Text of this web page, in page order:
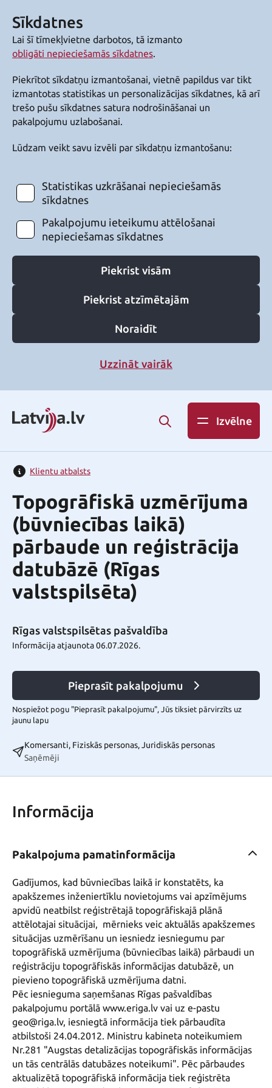
Sīkdatnes
Lai šī tīmekļvietne darbotos, tā izmanto
obligāti nepieciešamās sīkdatnes.
Piekrītot sīkdatņu izmantošanai, vietnē papildus var tikt
izmantotas statistikas un personalizācijas sīkdatnes, kā arī
trešo pušu sīkdatnes satura nodrošināšanai un
pakalpojumu uzlabošanai.
Lūdzam veikt savu izvēli par sīkdatņu izmantošanu:
Statistikas uzkrāšanai nepieciešamās
sīkdatnes
Pakalpojumu ieteikumu attēlošanai
nepieciešamas sīkdatnes
Piekrist visām
Piekrist atzīmētajām
Noraidīt
Uzzināt vairāk
Izvēlne
Klientu atbalsts
Topogrāfiskā uzmērījuma
(būvniecības laikā)
pārbaude un reģistrācija
datubāzē (Rīgas
valstspilsēta)
Rīgas valstspilsētas pašvaldība
Informācija atjaunota 06.07.2026.
Pieprasīt pakalpojumu
Nospiežot pogu "Pieprasīt pakalpojumu", Jūs tiksiet pārvirzīts uz
jaunu lapu
Komersanti, Fiziskās personas, Juridiskās personas
Saņēmēji
Informācija
Pakalpojuma pamatinformācija
Gadījumos, kad būvniecības laikā ir konstatēts, ka
apakšzemes inženiertīklu novietojums vai apzīmējums
apvidū neatbilst reģistrētajā topogrāfiskajā plānā
attēlotajai situācijai,  mērnieks veic aktuālās apakšzemes
situācijas uzmērīšanu un iesniedz iesniegumu par
topogrāfiskā uzmērījuma (būvniecības laikā) pārbaudi un
reģistrāciju topogrāfiskās informācijas datubāzē, un
pievieno topogrāfiskā uzmērījuma datni.
Pēc iesnieguma saņemšanas Rīgas pašvaldības
pakalpojumu portālā www.eriga.lv vai uz e-pastu
geo@riga.lv, iesniegtā informācija tiek pārbaudīta
atbilstoši 24.04.2012. Ministru kabineta noteikumiem
Nr.281 "Augstas detalizācijas topogrāfiskās informācijas
un tās centrālās datubāzes noteikumi". Pēc pārbaudes
aktualizētā topogrāfiskā informācija tiek reģistrēta